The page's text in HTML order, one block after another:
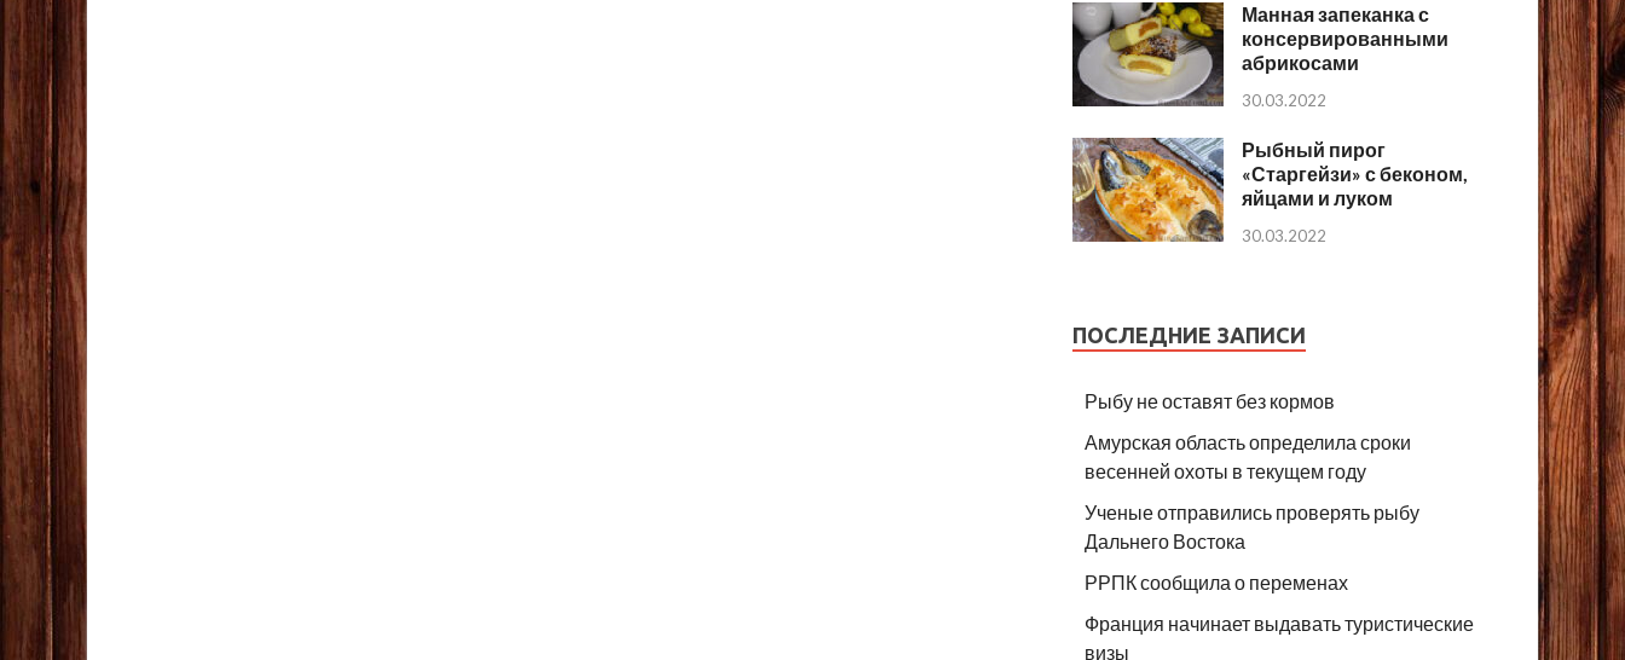
Манная запеканка с
консервированными
абрикосами
30.03.2022
Рыбный пирог
«Старгейзи» с беконом,
яйцами и луком
30.03.2022
ПОСЛЕДНИЕ ЗАПИСИ
Рыбу не оставят без кормов
Амурская область определила сроки
весенней охоты в текущем году
Ученые отправились проверять рыбу
Дальнего Востока
РРПК сообщила о переменах
Франция начинает выдавать туристические
визы